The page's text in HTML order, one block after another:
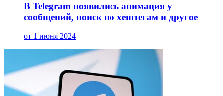
В Telegram появились анимация у
сообщений, поиск по хештегам и другое
от 1 июня 2024